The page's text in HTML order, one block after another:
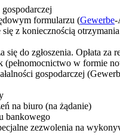
gospodarczej
formularzu (Gewerbe-
z koniecznością
się do zgłoszenia. Opłata
(pełnomocnictwo w formie
gospodarczej
na biuro (na żądanie)
bankowego
zezwolenia na